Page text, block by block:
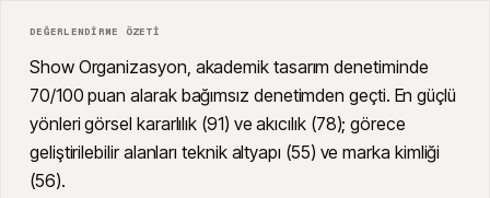
DEĞERLENDIRME ÖZETI
Show Organizasyon, akademik tasarım denetiminde
70/100 puan alarak bağımsız denetimden geçti. En güçlü
yönleri görsel kararlılık (91) ve akıcılık (78); görece
geliştirilebilir alanları teknik altyapı (55) ve marka kimliği
(56).